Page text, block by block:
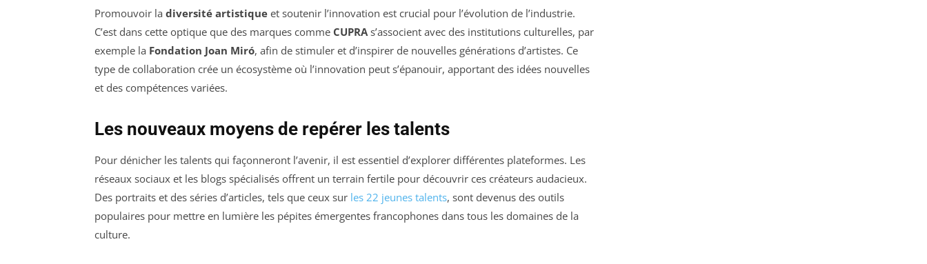
Promouvoir la diversité artistique et soutenir l’innovation est crucial pour l’évolution de l’industrie.
C’est dans cette optique que des marques comme CUPRA s’associent avec des institutions culturelles, par
exemple la Fondation Joan Miró, afin de stimuler et d’inspirer de nouvelles générations d’artistes. Ce
type de collaboration crée un écosystème où l’innovation peut s’épanouir, apportant des idées nouvelles
et des compétences variées.
Les nouveaux moyens de repérer les talents
Pour dénicher les talents qui façonneront l’avenir, il est essentiel d’explorer différentes plateformes. Les
réseaux sociaux et les blogs spécialisés offrent un terrain fertile pour découvrir ces créateurs audacieux.
Des portraits et des séries d’articles, tels que ceux sur les 22 jeunes talents, sont devenus des outils
populaires pour mettre en lumière les pépites émergentes francophones dans tous les domaines de la
culture.